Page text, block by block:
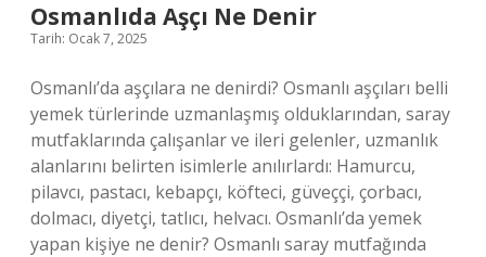
Osmanlıda Aşçı Ne Denir
Tarih: Ocak 7, 2025
Osmanlı’da aşçılara ne denirdi? Osmanlı aşçıları belli
yemek türlerinde uzmanlaşmış olduklarından, saray
mutfaklarında çalışanlar ve ileri gelenler, uzmanlık
alanlarını belirten isimlerle anılırlardı: Hamurcu,
pilavcı, pastacı, kebapçı, köfteci, güveççi, çorbacı,
dolmacı, diyetçi, tatlıcı, helvacı. Osmanlı’da yemek
yapan kişiye ne denir? Osmanlı saray mutfağında